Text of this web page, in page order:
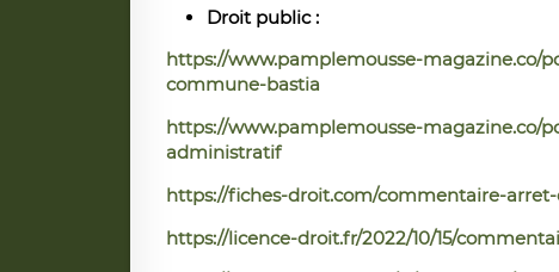
Droit public :
https://www.pamplemousse-magazine.co/
commune-bastia
https://www.pamplemousse-
administratif
https://fiches-droit.com/commentaire-
https://licence-droit.fr/2022/10/15/